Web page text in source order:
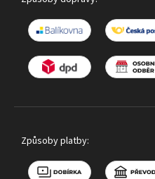
Způsoby platby: